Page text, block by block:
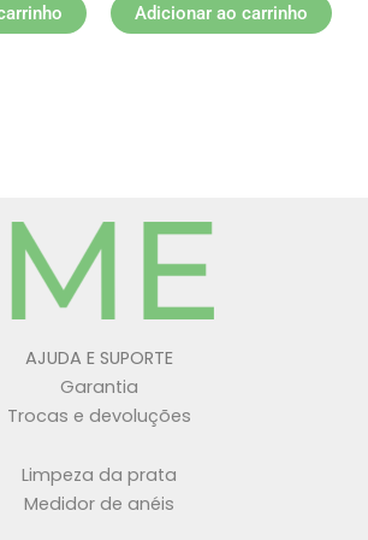
Adicionar ao carrinho
AJUDA E SUPORTE
Garantia
Trocas e devoluções
Limpeza da prata
Medidor de anéis